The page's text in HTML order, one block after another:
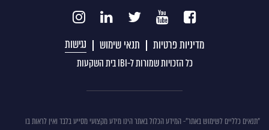
מדיניות פרטיות תנאי שימוש נגישות
כל הזכויות שמורות ל-IBI בית השקעות
תנאים
"תנאים כלליים לשימוש באתר"- המידע הכלול באתר הינו מידע מקצועי מסייע בלבד ואין לראות בו